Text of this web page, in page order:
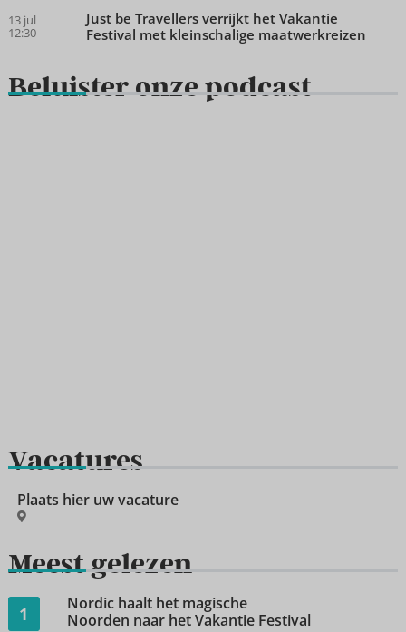
13 jul
12:30
Just be Travellers verrijkt het Vakantie
Festival met kleinschalige maatwerkreizen
Beluister onze podcast
Vacatures
Plaats hier uw vacature
Meest gelezen
1
Nordic haalt het magische
Noorden naar het Vakantie Festival